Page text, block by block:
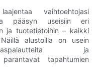
vaihtoehtojasi
pääsyn useisiin eri
ja tuotetietoihin – kaikki
alustoilla on usein
ja
tapahtumien